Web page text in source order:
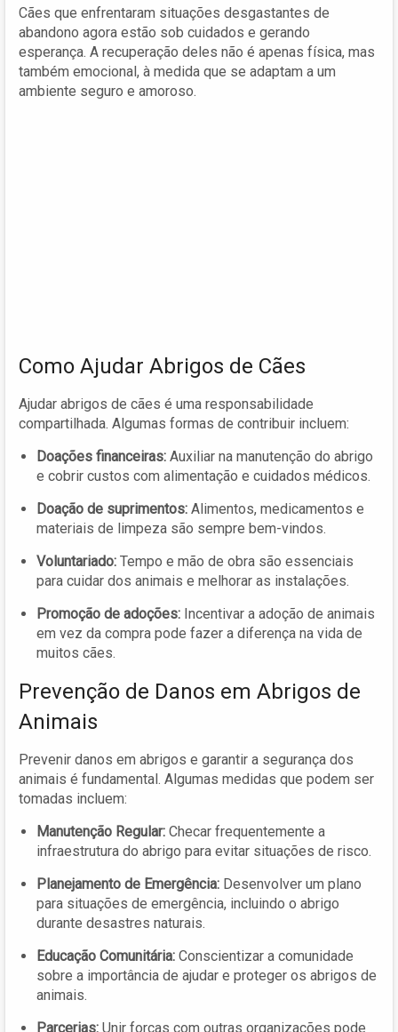
Cães que enfrentaram situações desgastantes de
abandono agora estão sob cuidados e gerando
esperança. A recuperação deles não é apenas física, mas
também emocional, à medida que se adaptam a um
ambiente seguro e amoroso.
Como Ajudar Abrigos de Cães
Ajudar abrigos de cães é uma responsabilidade
compartilhada. Algumas formas de contribuir incluem:
Doações financeiras: Auxiliar na manutenção do abrigo
e cobrir custos com alimentação e cuidados médicos.
Doação de suprimentos: Alimentos, medicamentos e
materiais de limpeza são sempre bem-vindos.
Voluntariado: Tempo e mão de obra são essenciais
para cuidar dos animais e melhorar as instalações.
Promoção de adoções: Incentivar a adoção de animais
em vez da compra pode fazer a diferença na vida de
muitos cães.
Prevenção de Danos em Abrigos de
Animais
Prevenir danos em abrigos e garantir a segurança dos
animais é fundamental. Algumas medidas que podem ser
tomadas incluem:
Manutenção Regular: Checar frequentemente a
infraestrutura do abrigo para evitar situações de risco.
Planejamento de Emergência: Desenvolver um plano
para situações de emergência, incluindo o abrigo
durante desastres naturais.
Educação Comunitária: Conscientizar a comunidade
sobre a importância de ajudar e proteger os abrigos de
animais.
Parcerias: Unir forças com outras organizações pode